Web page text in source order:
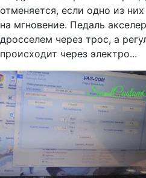
отменяется, если одно из
на мгновение. Педаль
дросселем через трос, а
происходит через электро...